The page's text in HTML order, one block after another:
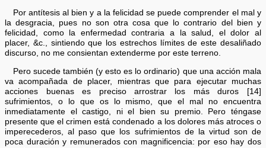
Por antítesis al bien y a la felicidad se puede comprender el mal y
la desgracia, pues no son otra cosa que lo contrario del bien y
felicidad, como la enfermedad contraria a la salud, el dolor al
placer, &c., sintiendo que los estrechos límites de este desaliñado
discurso, no me consientan extenderme por este terreno.
Pero sucede también (y esto es lo ordinario) que una acción mala
va acompañada de placer, mientras que para ejecutar muchas
acciones buenas es preciso arrostrar los más duros [14]
sufrimientos, o lo que os lo mismo, que el mal no encuentra
inmediatamente el castigo, ni el bien su premio. Pero téngase
presente que el crimen está condenado a los dolores más atroces o
imperecederos, al paso que los sufrimientos de la virtud son de
poca duración y remunerados con magnificencia: por eso hay dos